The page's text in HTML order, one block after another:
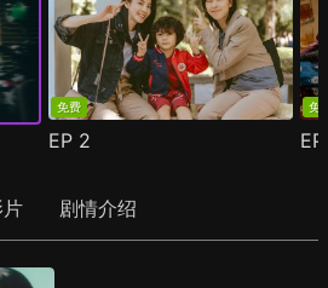
免费
EP 2
免
剧情介绍